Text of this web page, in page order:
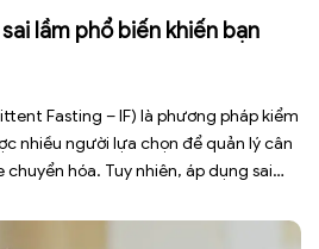
lầm phổ biến khiến bạn
Fasting – IF) là phương pháp kiểm
nhiều người lựa chọn để quản lý cân
hóa. Tuy nhiên, áp dụng sai